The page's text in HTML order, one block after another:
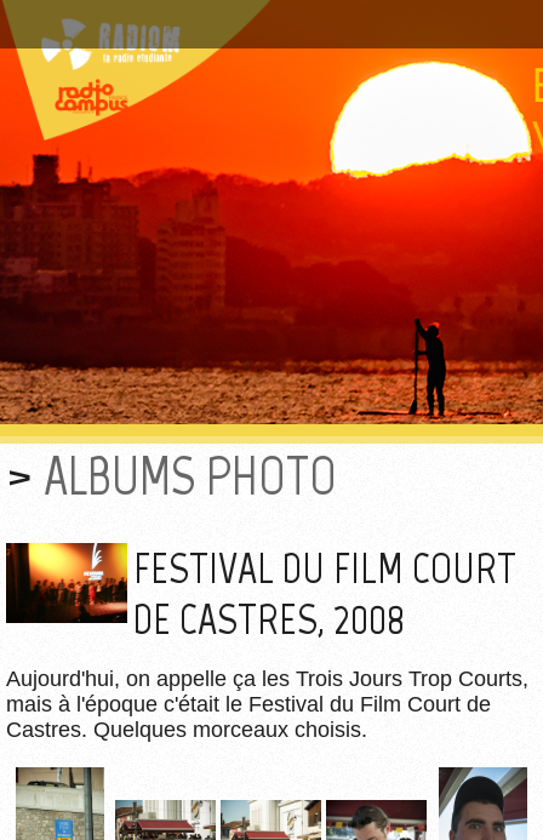
ALBUMS PHOTO
FESTIVAL DU FILM COURT
DE CASTRES, 2008
Aujourd'hui, on appelle ça les Trois Jours Trop Courts,
mais à l'époque c'était le Festival du Film Court de
Castres. Quelques morceaux choisis.